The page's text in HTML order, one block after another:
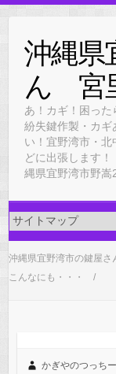
content沖縄県
ん 宮
あ！カギ！困っ
紛失鍵作製・カギ
い！宜野湾市・
どに出張しま
縄県宜野湾市野嵩
沖縄県宜野湾市の鍵屋
こんなにも・・・
かぎやのつっちー